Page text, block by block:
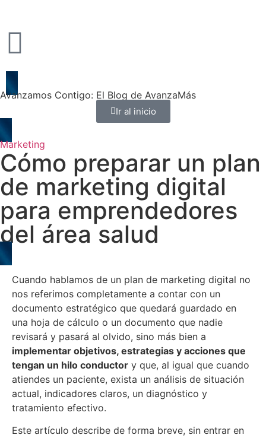
Avanzamos Contigo: El Blog de AvanzaMás
Ir al inicio
Marketing
Cómo preparar un plan
de marketing digital
para emprendedores
del área salud
Cuando hablamos de un plan de marketing digital no
nos referimos completamente a contar con un
documento estratégico que quedará guardado en
una hoja de cálculo o un documento que nadie
revisará y pasará al olvido, sino más bien a
implementar objetivos, estrategias y acciones que
tengan un hilo conductor y que, al igual que cuando
atiendes un paciente, exista un análisis de situación
actual, indicadores claros, un diagnóstico y
tratamiento efectivo.
Este artículo describe de forma breve, sin entrar en